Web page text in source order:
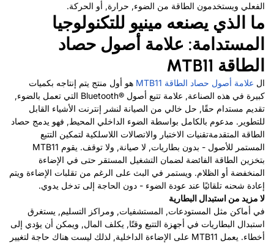
الفعلي ويستخدمون الطاقة من الضوء, حرارة, أو الحركة.
ما الذي يصنعه مينيو للتكنولوجيا
المستدامة: علامة أصول حصاد
الطاقة MTB11
ال علامة أصول حصاد الطاقة MTB11
هو أول منتج يتم إنتاجه بكميات
كبيرة في هذه الصناعة, علامة تتبع أصول Bluetooth®‎ التي تعمل بالضوء,
تقديم مستدام حقًا, حل خالي من الصيانة لنشر إنترنت الأشياء القابل
للتطوير. مدعوم بالكامل بواسطة الضوء الداخلي المحيط, فهو يدمج حصاد
الطاقة المتقدمةتقنيات الاختبار والاتصالات اللاسلكية لتمكين التتبع
المستمر للأصول - بدون بطاريات, لا صيانة, ولا توقف. يقوم MTB11
بتخزين الطاقة الفائضة لضمان التشغيل المستقر حتى في الإضاءة
المنخفضة أو الظلام. ويستمر في البث على الرغم من تقلبات الإضاءة ويتم
إعادة شحنه تلقائيًا عند عودة الضوء - دون الحاجة إلى تدخل يدوي.
لا مزيد من استبدال البطارية
في أماكن مثل المستودعات, المستشفيات, ومراكز التسليم, يستغرق
استبدال البطاريات في أجهزة التتبع وقتًا, يكلف المال, ويمكن أن يؤدي إلى
أخطاء. يعمل MTB11 على الإضاءة الداخلية, لذلك ليست هناك حاجة لتغيير